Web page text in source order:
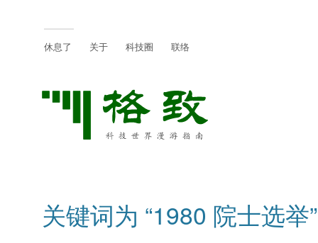
休息了 关于 科技圈 联络
关键词为 “1980 院士选举